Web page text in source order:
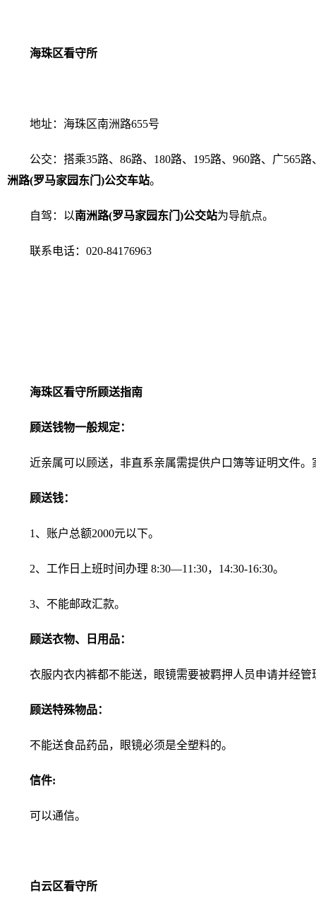
海珠区看守所
地址：海珠区南洲路655号
公交：搭乘35路、86路、180路、195路、960路、广565
洲路(罗马家园东门)公交车站。
自驾：以南洲路(罗马家园东门)公交站为导航点。
联系电话：020-84176963
海珠区看守所顾送指南
顾送钱物一般规定：
近亲属可以顾送，非直系亲属需提供户口簿等证明文件
顾送钱：
1、账户总额2000元以下。
2、工作日上班时间办理 8:30—11:30，14:30-16:30。
3、不能邮政汇款。
顾送衣物、日用品：
衣服内衣内裤都不能送，眼镜需要被羁押人员申请并经管
顾送特殊物品：
不能送食品药品，眼镜必须是全塑料的。
信件:
可以通信。
白云区看守所